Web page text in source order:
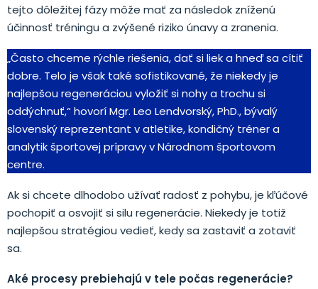
tejto dôležitej fázy môže mať za následok zníženú
účinnosť tréningu a zvýšené riziko únavy a zranenia.
„Často chceme rýchle riešenia, dať si liek a hneď sa cítiť
dobre. Telo je však také sofistikované, že niekedy je
najlepšou regeneráciou vyložiť si nohy a trochu si
oddýchnuť,“ hovorí Mgr. Leo Lendvorský, PhD., bývalý
slovenský reprezentant v atletike, kondičný tréner a
analytik športovej prípravy v Národnom športovom
centre.
Ak si chcete dlhodobo užívať radosť z pohybu, je kľúčové
pochopiť a osvojiť si silu regenerácie. Niekedy je totiž
najlepšou stratégiou vedieť, kedy sa zastaviť a zotaviť
sa.
Aké procesy prebiehajú v tele počas regenerácie?